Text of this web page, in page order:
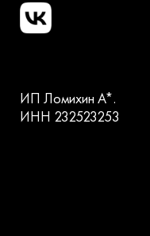
ИП Ломихин А*.
ИНН 232523253